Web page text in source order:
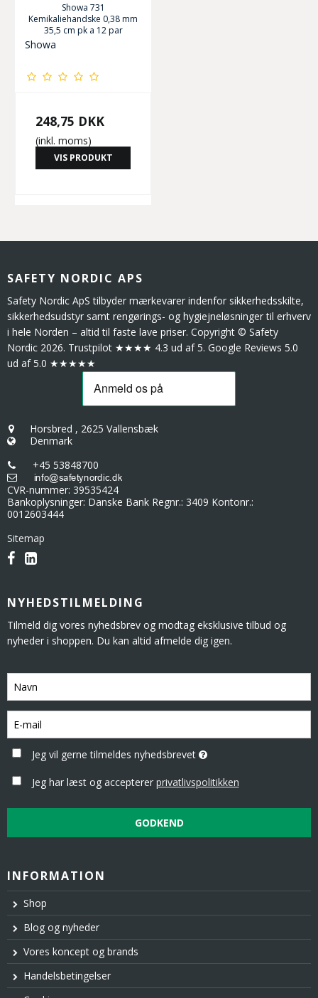
Showa 731
Kemikaliehandske 0,38 mm
35,5 cm pk a 12 par
Showa
248,75 DKK
(inkl. moms)
VIS PRODUKT
SAFETY NORDIC APS
Safety Nordic ApS tilbyder mærkevarer indenfor sikkerhedsskilte,
sikkerhedsudstyr samt rengørings- og hygiejneløsninger til erhverv
i hele Norden – altid til faste lave priser. Copyright © Safety
Nordic 2026. Trustpilot ★★★★ 4.3 ud af 5. Google Reviews 5.0
ud af 5.0 ★★★★★
Horsbred , 2625 Vallensbæk
Denmark
+45 53848700
CVR-nummer: 39535424
Bankoplysninger: Danske Bank Regnr.: 3409 Kontonr.:
0012603444
Sitemap
NYHEDSTILMELDING
Tilmeld dig vores nyhedsbrev og modtag eksklusive tilbud og
nyheder i shoppen. Du kan altid afmelde dig igen.
Jeg vil gerne tilmeldes nyhedsbrevet
Jeg har læst og accepterer privatlivspolitikken
GODKEND
INFORMATION
Shop
Blog og nyheder
Vores koncept og brands
Handelsbetingelser